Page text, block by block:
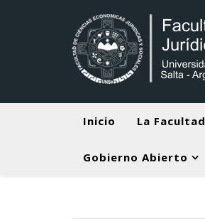
Inicio La Facultad
Gobierno Abierto